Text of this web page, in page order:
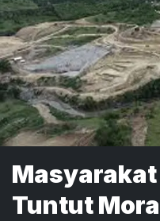
Masyarakat
Tuntut